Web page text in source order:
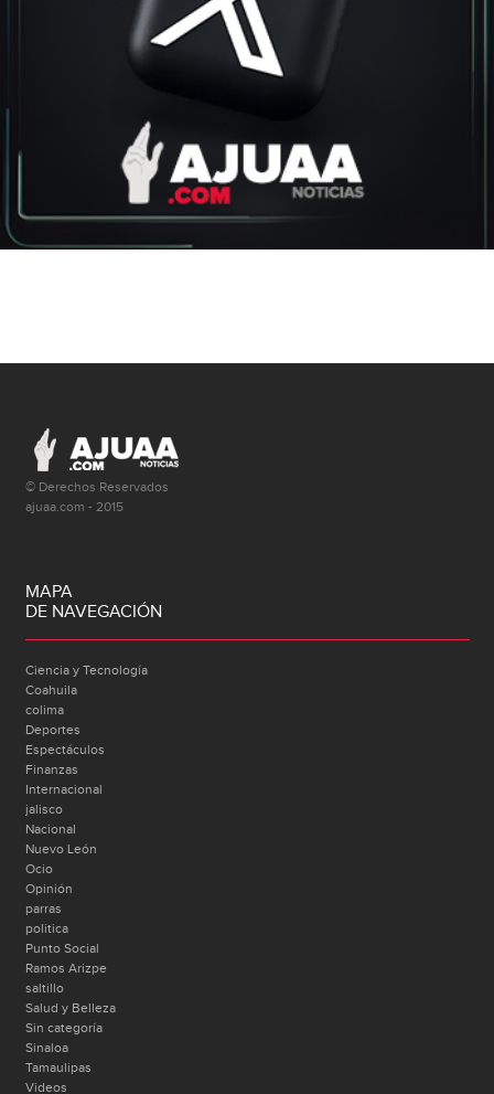
© Derechos Reservados
ajuaa.com - 2015
MAPA
DE NAVEGACIÓN
Ciencia y Tecnología
Coahuila
colima
Deportes
Espectáculos
Finanzas
Internacional
jalisco
Nacional
Nuevo León
Ocio
Opinión
parras
politica
Punto Social
Ramos Arizpe
saltillo
Salud y Belleza
Sin categoría
Sinaloa
Tamaulipas
Videos